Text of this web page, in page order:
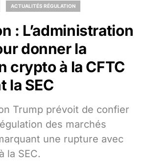
ACTUALITÉS RÉGULATION
: L’administration
donner la
crypto à la CFTC
la SEC
Trump prévoit de confier
des marchés
une rupture avec
la SEC.